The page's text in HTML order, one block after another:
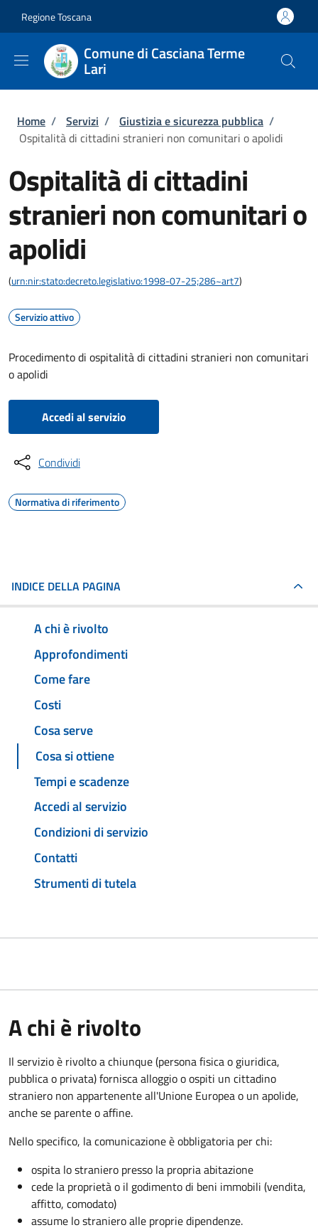
Regione Toscana
Comune di Casciana Terme
Lari
Briciole di pane
Home / Servizi / Giustizia e sicurezza pubblica /
Ospitalità di cittadini stranieri non comunitari o apolidi
Ospitalità di cittadini
stranieri non comunitari o
apolidi
(urn:nir:stato:decreto.legislativo:1998-07-25;286~art7)
Servizio attivo
Procedimento di ospitalità di cittadini stranieri non comunitari
o apolidi
Accedi al servizio
Condividi
Normativa di riferimento
INDICE DELLA PAGINA
A chi è rivolto
Approfondimenti
Come fare
Costi
Cosa serve
Cosa si ottiene
Tempi e scadenze
Accedi al servizio
Condizioni di servizio
Contatti
Strumenti di tutela
A chi è rivolto
Il servizio è rivolto a chiunque (persona fisica o giuridica,
pubblica o privata) fornisca alloggio o ospiti un cittadino
straniero non appartenente all'Unione Europea o un apolide,
anche se parente o affine.
Nello specifico, la comunicazione è obbligatoria per chi:
ospita lo straniero presso la propria abitazione
cede la proprietà o il godimento di beni immobili (vendita,
affitto, comodato)
assume lo straniero alle proprie dipendenze.